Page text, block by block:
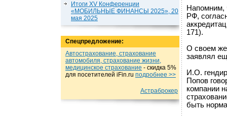
Итоги XV Конференции
«МОБИЛЬНЫЕ ФИНАНСЫ 2025», 20
мая 2025
Спецпредложение:
Автострахование, страхование
автомобиля, страхование жизни,
медицинское страхование - cкидка 5%
для посетителей iFin.ru подробнеe >>
Астраброкер
Напомним,
РФ,
171).
О своем
заявлял
И.О.
Попов
компании
быть